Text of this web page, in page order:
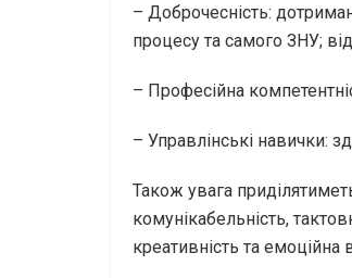
– Доброчесність:
процесу та самого ЗНУ;
– Професійна
– Управлінські навички:
Також увага
комунікабельність,
креативність та емоційна